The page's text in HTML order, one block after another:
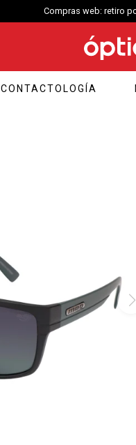
Compras web: retiro
CONTACTOLOGÍA